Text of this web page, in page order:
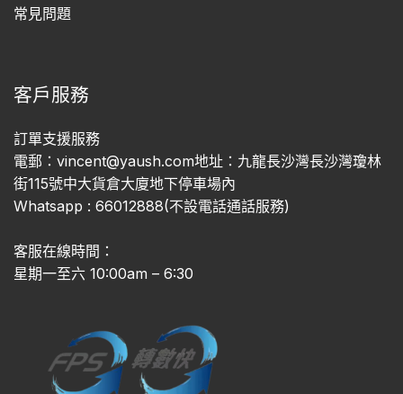
常見問題
客戶服務
訂單支援服務
電郵：vincent@yaush.com地址：九龍長沙灣長沙灣瓊林
街115號中大貨倉大廈地下停車場內
Whatsapp : 66012888(不設電話通話服務)
客服在線時間：
星期一至六 10:00am – 6:30